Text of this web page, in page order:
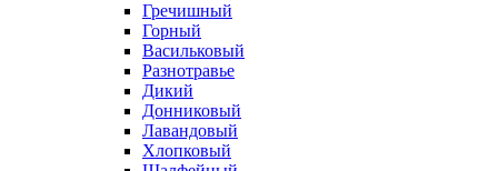
Гречишный
Горный
Васильковый
Разнотравье
Дикий
Донниковый
Лавандовый
Хлопковый